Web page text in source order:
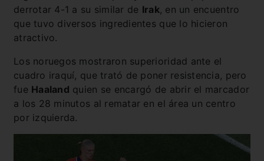
derrotar 4-1 a su similar de Irak, en un encuentro
que tuvo diversos ingredientes que lo hicieron
atractivo.
Los noruegos mostraron superioridad ante el
cuadro iraquí, que trató de poner resistencia, pero
fue Haaland quien se encargó de abrir el marcador
a los 28 minutos al rematar en el área un centro
por izquierda.